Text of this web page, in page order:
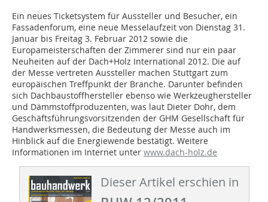
Ein neues Ticketsystem für Aussteller und Besucher, ein
Fassadenforum, eine neue Messelaufzeit von Dienstag 31.
Januar bis Freitag 3. Februar 2012 sowie die
Europameisterschaften der Zimmerer sind nur ein paar
Neuheiten auf der Dach+Holz International 2012. Die auf
der Messe vertreten Aussteller machen Stuttgart zum
europäischen Treffpunkt der Branche. Darunter befinden
sich Dachbaustoffhersteller ebenso wie Werkzeughersteller
und Dämmstoffproduzenten, was laut Dieter Dohr, dem
Geschäftsführungsvorsitzenden der GHM Gesellschaft für
Handwerksmessen, die Bedeutung der Messe auch im
Hinblick auf die Energiewende bestätigt. Weitere
Informationen im Internet unter www.dach-holz.de
Dieser Artikel erschien in